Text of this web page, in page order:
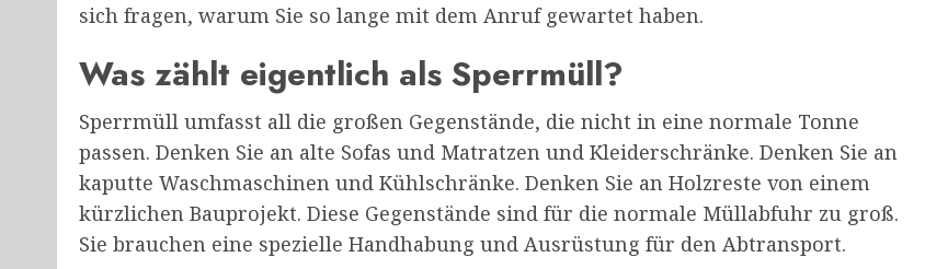
sich fragen, warum Sie so lange mit dem Anruf gewartet haben.
Was zählt eigentlich als Sperrmüll?
Sperrmüll umfasst all die großen Gegenstände, die nicht in eine normale Tonne
passen. Denken Sie an alte Sofas und Matratzen und Kleiderschränke. Denken Sie an
kaputte Waschmaschinen und Kühlschränke. Denken Sie an Holzreste von einem
kürzlichen Bauprojekt. Diese Gegenstände sind für die normale Müllabfuhr zu groß.
Sie brauchen eine spezielle Handhabung und Ausrüstung für den Abtransport.